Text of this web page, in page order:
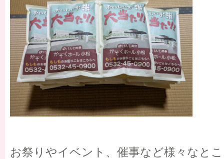
お祭りやイベント、催事など様々なと